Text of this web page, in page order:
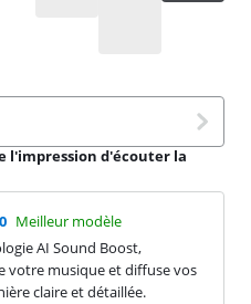
l'impression d'écouter la
Meilleur modèle
AI Sound Boost,
votre musique et diffuse vos
claire et détaillée.